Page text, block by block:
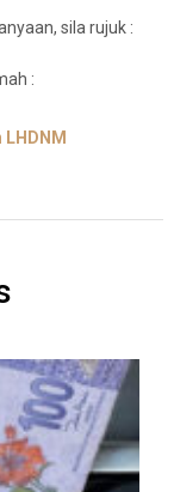
sila rujuk :
: